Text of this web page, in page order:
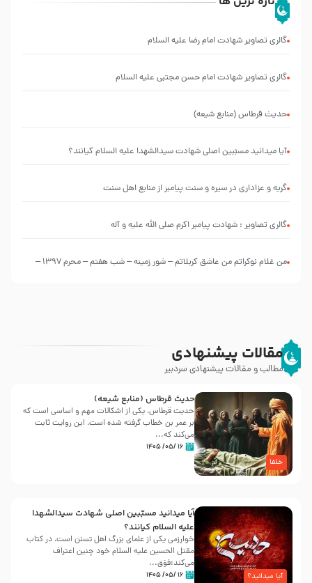
گالری تصاویر شهادت امام رضا علیه السلام
گالری تصاویر شهادت امام حسن مجتبی علیه السلام
حدیث قرطاس (منابع شیعه)
آیا میدانید مسبّبین اصلی شهادت سیدالشهدا علیه ‌السلام کیانند؟
گریه و عزاداری در سیره و سنت پیامبر از منابع اهل سنت
گالری تصاویر : شهادت پیامبر اکرم صلی الله علیه و آله
من غلام نوکراتم من عاشق کربلاتم – شور زمینه – شب هفتم – محرم 1397 –
مقالات پیشنهادی
مطالب و مقالات پیشنهادی سردبیر
خلفا
حدیث قرطاس (منابع شیعه)
حدیث قرطاس، یکی از اشکالات مهم و اساسی است که
بر عمر بن خطاب گرفته شده است، این روایت ثابت
می‌کند که...
۱۶ /۰۵/ ۱۴۰۵
آیا میدانید؟
آیا میدانید مسبّبین اصلی شهادت سیدالشهدا
علیه ‌السلام کیانند؟
خوارزمی یکی از علمای بزرگ اهل تسنن است، در کتاب
مقتل الحسین علیه ‌السلام خود چنین اعتراف
می‌کند:فوَق...
۱۶ /۰۵/ ۱۴۰۵